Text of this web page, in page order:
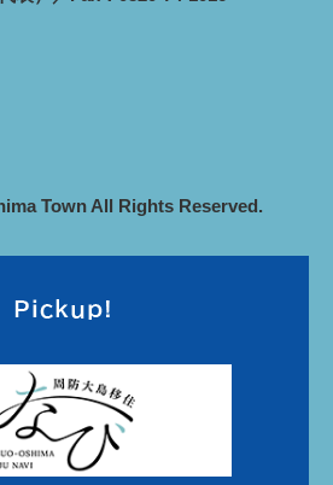
Town All Rights Reserved.